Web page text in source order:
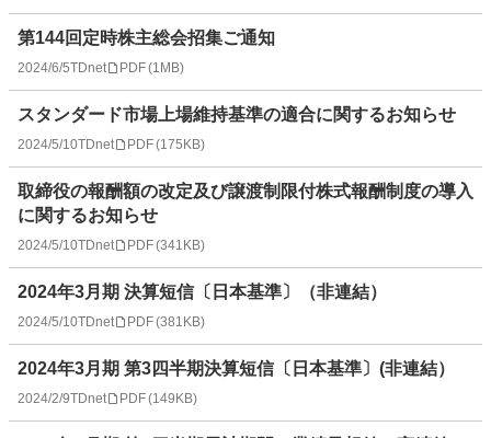
第144回定時株主総会招集ご通知
2024/6/5TDnet PDF(1MB)
スタンダード市場上場維持基準の適合に関するお知らせ
2024/5/10TDnet PDF(175KB)
取締役の報酬額の改定及び譲渡制限付株式報酬制度の導入
に関するお知らせ
2024/5/10TDnet PDF(341KB)
2024年3月期 決算短信〔日本基準〕（非連結）
2024/5/10TDnet PDF(381KB)
2024年3月期 第3四半期決算短信〔日本基準〕(非連結）
2024/2/9TDnet PDF(149KB)